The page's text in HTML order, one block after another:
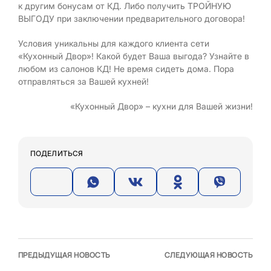
к другим бонусам от КД. Либо получить ТРОЙНУЮ
ВЫГОДУ при заключении предварительного договора!
Условия уникальны для каждого клиента сети
«Кухонный Двор»! Какой будет Ваша выгода? Узнайте в
любом из салонов КД! Не время сидеть дома. Пора
отправляться за Вашей кухней!
«Кухонный Двор» – кухни для Вашей жизни!
ПОДЕЛИТЬСЯ
ПРЕДЫДУЩАЯ НОВОСТЬ СЛЕДУЮЩАЯ НОВОСТЬ